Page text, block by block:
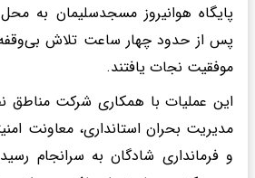
پایگاه هوانیروز مسجدسلیمان به
پس از حدود چهار ساعت تلاش
موفقیت نجات یافتند.
این عملیات با همکاری شرکت مناطق
مدیریت بحران استانداری، معاونت
و فرمانداری شادگان به سرانجام